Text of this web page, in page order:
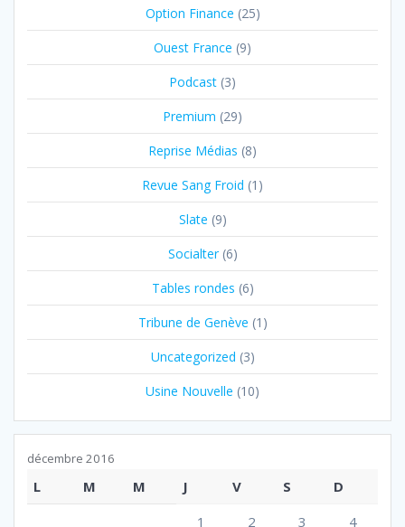
Option Finance (25)
Ouest France (9)
Podcast (3)
Premium (29)
Reprise Médias (8)
Revue Sang Froid (1)
Slate (9)
Socialter(6)
Tables rondes (6)
Tribune de Genève (1)
Uncategorized (3)
Usine Nouvelle (10)
décembre 2016
L M M J V S
D
1
2 3 4